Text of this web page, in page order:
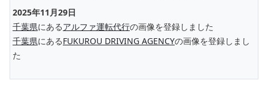
2025年11月29日
千葉県にあるアルファ運転代行の画像を登録しました
千葉県にあるFUKUROU DRIVING AGENCYの画像を登録しまし
た